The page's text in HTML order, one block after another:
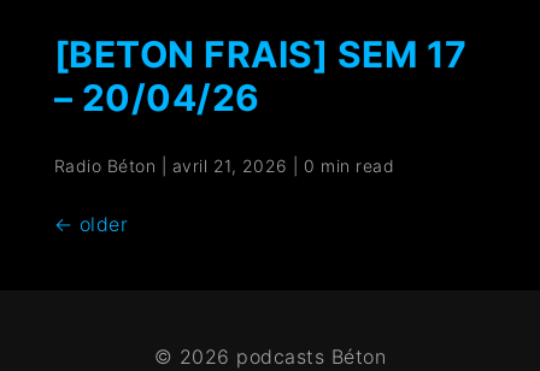
[BETON FRAIS] SEM 17
– 20/04/26
Radio Béton avril 21, 2026 0 min read
← older
© 2026 podcasts Béton